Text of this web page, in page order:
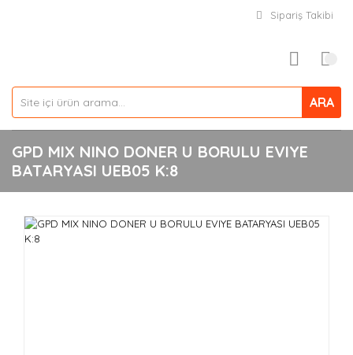
Sipariş Takibi
ARA
GPD MIX NINO DONER U BORULU EVIYE
BATARYASI UEB05 K:8